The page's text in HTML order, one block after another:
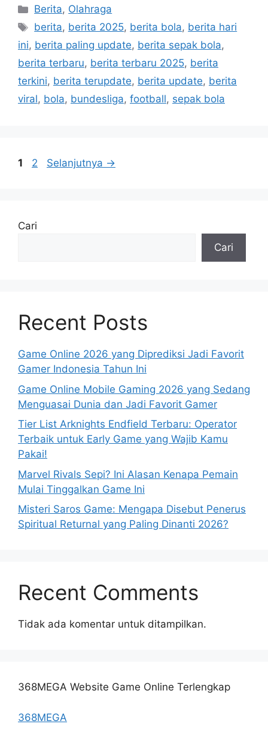
Kategori
Berita, Olahraga
Tag
berita, berita 2025, berita bola, berita hari
ini, berita paling update, berita sepak bola,
berita terbaru, berita terbaru 2025, berita
terkini, berita terupdate, berita update, berita
viral, bola, bundesliga, football, sepak bola
Halaman
1 Halaman
2 Selanjutnya →
Cari
Cari
Recent Posts
Game Online 2026 yang Diprediksi Jadi Favorit
Gamer Indonesia Tahun Ini
Game Online Mobile Gaming 2026 yang Sedang
Menguasai Dunia dan Jadi Favorit Gamer
Tier List Arknights Endfield Terbaru: Operator
Terbaik untuk Early Game yang Wajib Kamu
Pakai!
Marvel Rivals Sepi? Ini Alasan Kenapa Pemain
Mulai Tinggalkan Game Ini
Misteri Saros Game: Mengapa Disebut Penerus
Spiritual Returnal yang Paling Dinanti 2026?
Recent Comments
Tidak ada komentar untuk ditampilkan.
368MEGA Website Game Online Terlengkap
368MEGA